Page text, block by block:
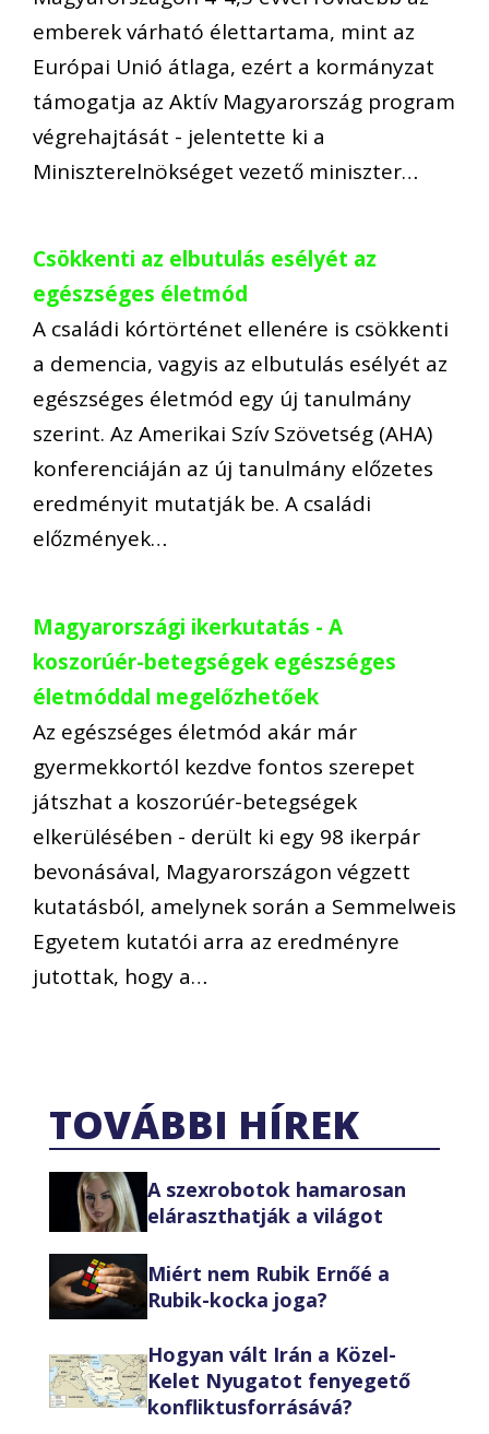
emberek várható élettartama, mint az
Európai Unió átlaga, ezért a kormányzat
támogatja az Aktív Magyarország program
végrehajtását - jelentette ki a
Miniszterelnökséget vezető miniszter…
Csökkenti az elbutulás esélyét az
egészséges életmód
A családi kórtörténet ellenére is csökkenti
a demencia, vagyis az elbutulás esélyét az
egészséges életmód egy új tanulmány
szerint. Az Amerikai Szív Szövetség (AHA)
konferenciáján az új tanulmány előzetes
eredményit mutatják be. A családi
előzmények…
Magyarországi ikerkutatás - A
koszorúér-betegségek egészséges
életmóddal megelőzhetőek
Az egészséges életmód akár már
gyermekkortól kezdve fontos szerepet
játszhat a koszorúér-betegségek
elkerülésében - derült ki egy 98 ikerpár
bevonásával, Magyarországon végzett
kutatásból, amelynek során a Semmelweis
Egyetem kutatói arra az eredményre
jutottak, hogy a…
TOVÁBBI HÍREK
A szexrobotok hamarosan
eláraszthatják a világot
Miért nem Rubik Ernőé a
Rubik-kocka joga?
Hogyan vált Irán a Közel-
Kelet Nyugatot fenyegető
konfliktusforrásává?